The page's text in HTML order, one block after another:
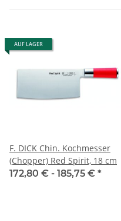
AUF LAGER
F. DICK Chin. Kochmesser
(Chopper) Red Spirit, 18 cm
172,80 € - 185,75 € *